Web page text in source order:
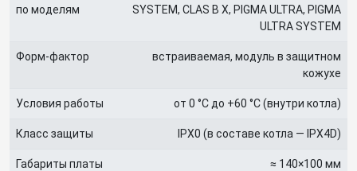
по моделям
SYSTEM, CLAS B X, PIGMA ULTRA, PIGMA
ULTRA SYSTEM
Форм-фактор
встраиваемая, модуль в защитном
кожухе
Условия работы от 0 °C до +60 °C (внутри котла)
Класс защиты IPX0 (в составе котла — IPX4D)
Габариты платы ≈ 140×100 мм